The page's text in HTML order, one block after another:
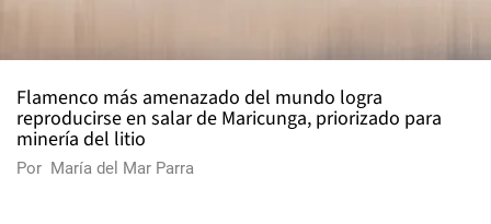
Flamenco más amenazado del mundo logra
reproducirse en salar de Maricunga, priorizado para
minería del litio
Por María del Mar Parra